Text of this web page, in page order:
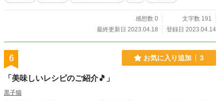
感想数 0
文字数 191
最終更新日 2023.04.18
登録日 2023.04.14
6 お気に入り追加 3
「美味しいレシピのご紹介🎵」
黒子猫